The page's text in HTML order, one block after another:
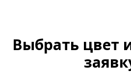
Выбрать цвет